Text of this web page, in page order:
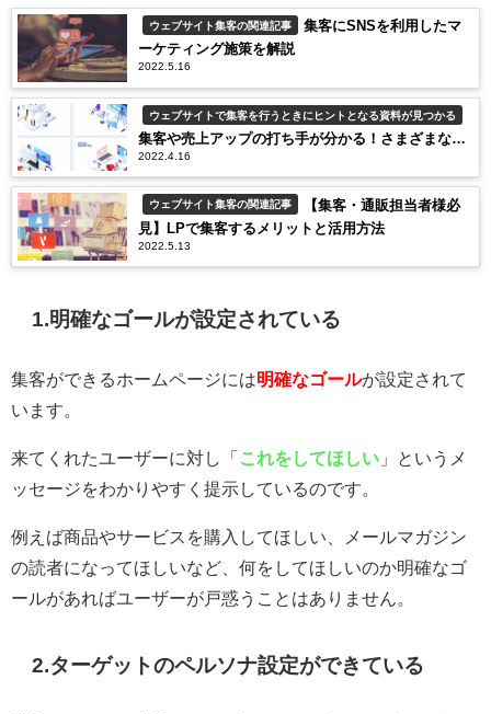
ウェブサイト集客の関連記事
集客にSNSを利用したマ
ーケティング施策を解説
2022.5.16
ウェブサイトで集客を行うときにヒントとなる資料が見つかる
集客や売上アップの打ち手が分かる！さまざまな販
売促進の施策
2022.4.16
ウェブサイト集客の関連記事
【集客・通販担当者様必
見】LPで集客するメリットと活用方法
2022.5.13
1.明確なゴールが設定されている
集客ができるホームページには明確なゴールが設定されて
います。
来てくれたユーザーに対し「 これをしてほしい 」というメ
ッセージをわかりやすく提示しているのです。
例えば商品やサービスを購入してほしい、メールマガジン
の読者になってほしいなど、何をしてほしいのか明確なゴ
ールがあればユーザーが戸惑うことはありません。
2.ターゲットのペルソナ設定ができている